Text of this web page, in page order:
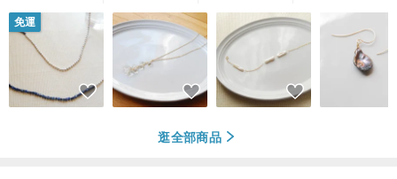
免運
逛全部商品